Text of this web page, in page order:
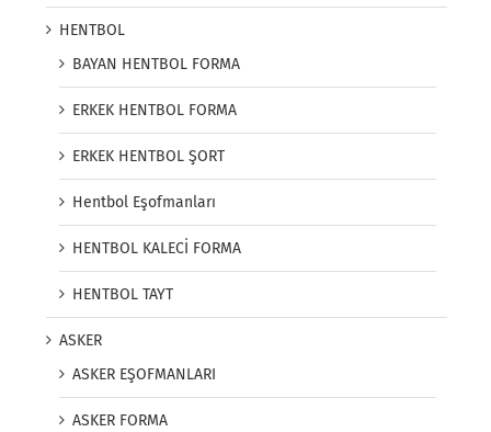
HENTBOL
BAYAN HENTBOL FORMA
ERKEK HENTBOL FORMA
ERKEK HENTBOL ŞORT
Hentbol Eşofmanları
HENTBOL KALECİ FORMA
HENTBOL TAYT
ASKER
ASKER EŞOFMANLARI
ASKER FORMA